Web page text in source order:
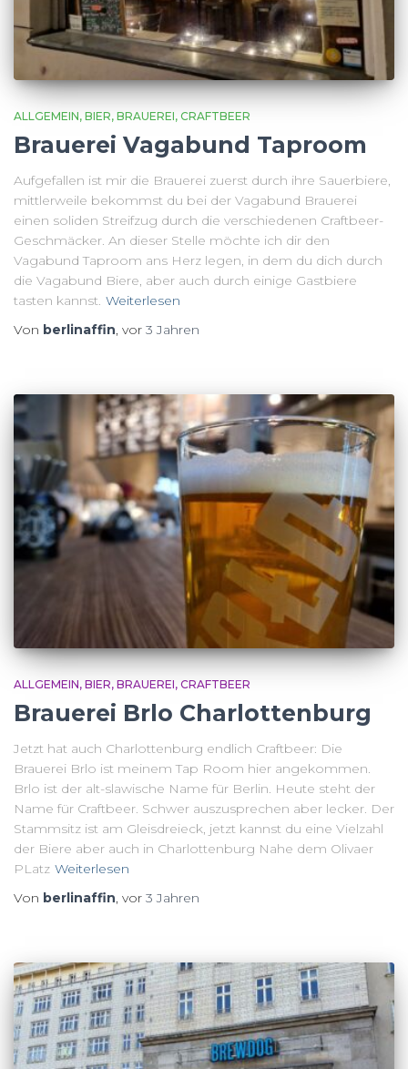
ALLGEMEIN BIER BRAUEREI CRAFTBEER
Brauerei Vagabund Taproom
Aufgefallen ist mir die Brauerei zuerst durch ihre Sauerbiere,
mittlerweile bekommst du bei der Vagabund Brauerei
einen soliden Streifzug durch die verschiedenen Craftbeer-
Geschmäcker. An dieser Stelle möchte ich dir den
Vagabund Taproom ans Herz legen, in dem du dich durch
die Vagabund Biere, aber auch durch einige Gastbiere
tasten kannst. Weiterlesen
Von berlinaffin, vor 3 Jahren
ALLGEMEIN BIER BRAUEREI CRAFTBEER
Brauerei Brlo Charlottenburg
Jetzt hat auch Charlottenburg endlich Craftbeer: Die
Brauerei Brlo ist meinem Tap Room hier angekommen.
Brlo ist der alt-slawische Name für Berlin. Heute steht der
Name für Craftbeer. Schwer auszusprechen aber lecker. Der
Stammsitz ist am Gleisdreieck, jetzt kannst du eine Vielzahl
der Biere aber auch in Charlottenburg Nahe dem Olivaer
PLatz Weiterlesen
Von berlinaffin , vor 3 Jahren